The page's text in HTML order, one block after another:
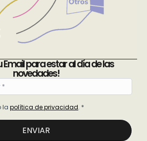
Email para estar al día de las
novedades!
lapolítica de privacidad. *
ENVIAR